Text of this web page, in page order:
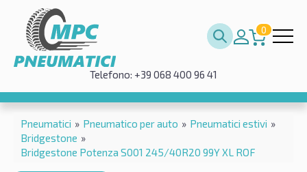
0
Telefono: +39 068 400 96 41
Pneumatici » Pneumatico per auto » Pneumatici estivi »
Bridgestone »
Bridgestone Potenza S001 245/40R20 99Y XL ROF